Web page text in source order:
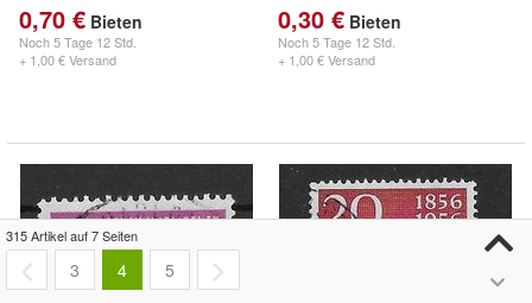
0,70 € Bieten
Noch5 Tage 12 Std.
+ 1,00 € Versand
0,30 € Bieten
Noch5 Tage 12 Std.
+ 1,00 € Versand
315 Artikel auf 7 Seiten
3 4 5